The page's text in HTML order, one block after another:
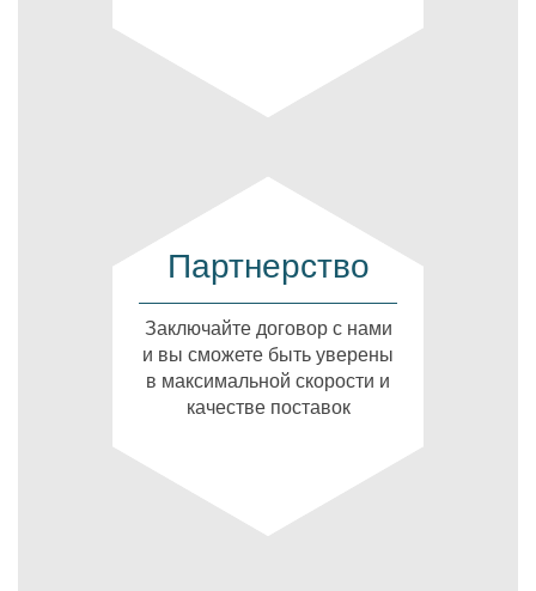
Партнерство
Заключайте договор с нами
и вы сможете быть уверены
в максимальной скорости и
качестве поставок